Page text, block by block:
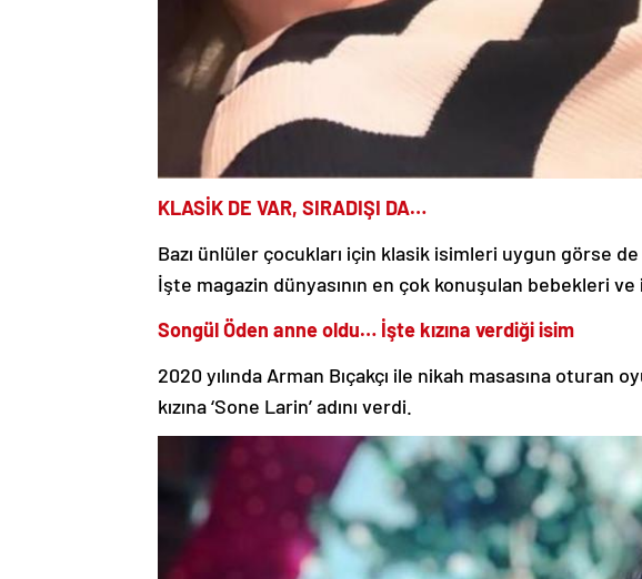
KLASİK DE VAR, SIRADIŞI DA…
Bazı ünlüler çocukları için klasik isimleri uygun görse de
İşte magazin dünyasının en çok konuşulan bebekleri
Songül Öden anne oldu… İşte kızına verdiği isim
2020 yılında Arman Bıçakçı ile nikah masasına oturan
kızına ‘Sone Larin’ adını verdi.